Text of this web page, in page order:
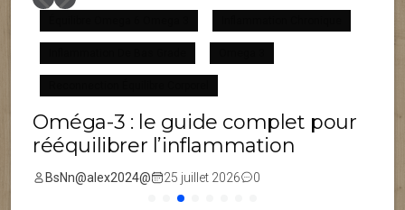
Oméga-3 : le guide complet pour
rééquilibrer l’inflammation
BsNn@alex2024@ 25 juillet 2026 0